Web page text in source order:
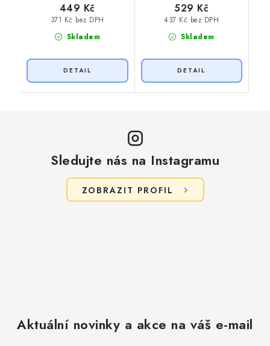
Skladem
371 Kč bez DPH
449 Kč
Skladem
437 Kč bez DPH
529 Kč
Sledujte nás na Instagramu
ZOBRAZIT PROFIL
Aktuální novinky a akce na váš e-mail